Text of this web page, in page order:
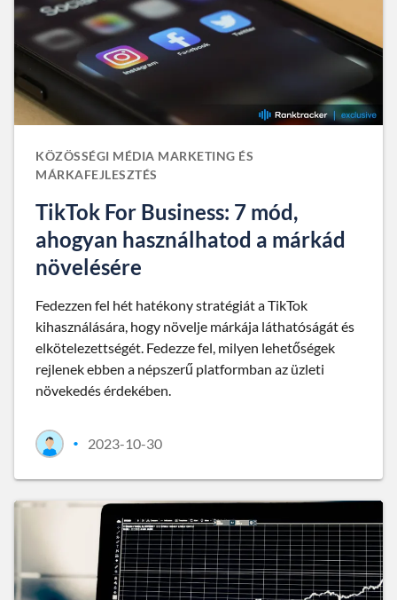
KÖZÖSSÉGI MÉDIA MARKETING ÉS
MÁRKAFEJLESZTÉS
TikTok For Business: 7 mód,
ahogyan használhatod a márkád
növelésére
Fedezzen fel hét hatékony stratégiát a TikTok
kihasználására, hogy növelje márkája láthatóságát és
elkötelezettségét. Fedezze fel, milyen lehetőségek
rejlenek ebben a népszerű platformban az üzleti
növekedés érdekében.
• 2023-10-30